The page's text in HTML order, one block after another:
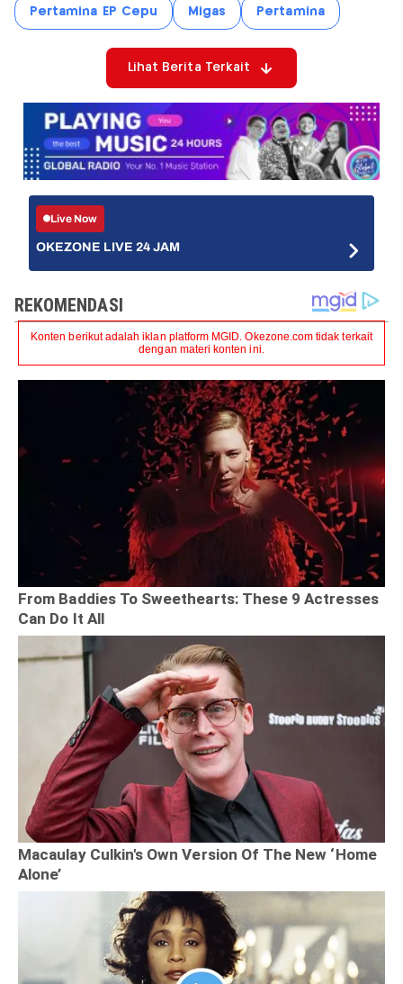
Pertamina EP Cepu Migas Pertamina
Lihat Berita Terkait
Live Now
OKEZONE LIVE 24 JAM